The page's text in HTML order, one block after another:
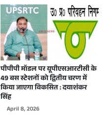
पीपीपी मॉडल पर यूपीएसआरटीसी के
49 बस स्टेशनों को द्वितीय चरण में
किया जाएगा विकसित : दयाशंकर
सिंह
April 8, 2026